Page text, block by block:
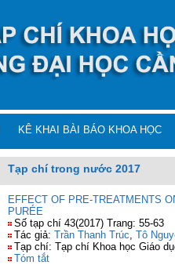
KÊ KHAI BÀI BÁO KHOA HỌC
Tạp chí trong nước 2017
EFFECT OF PRE-TREATMENTS
PURÉE
Số tạp chí 43(2017) Trang: 55-63
Tác giả: Trần Thanh Trúc, Tô
Tạp chí: Tạp chí Khoa học Giáo
Tóm tắt